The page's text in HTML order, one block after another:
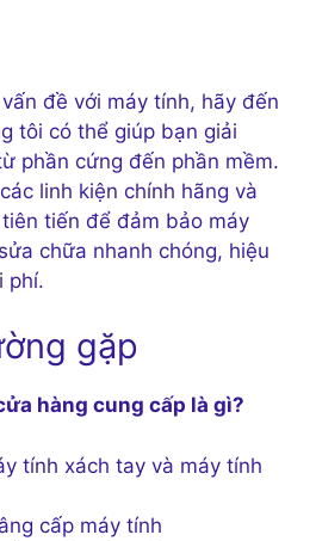
đề với máy tính, hãy đến
tôi có thể giúp bạn giải
phần cứng đến phần mềm.
linh kiện chính hãng và
tiến để đảm bảo máy
chữa nhanh chóng, hiệu
phí.
gặp
hàng cung cấp là gì?
tính xách tay và máy tính
cấp máy tính